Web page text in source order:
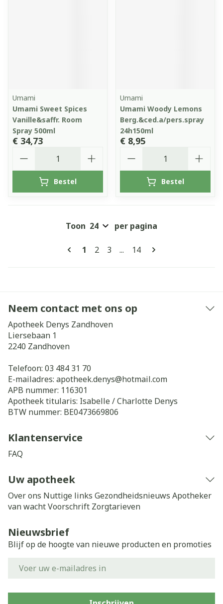
Umami
Umami Sweet Spices
Vanille&saffr. Room
Spray 500ml
€ 34,73
Bestel
Umami
Umami Woody Lemons
Berg.&ced.a/pers.spray
24h150ml
€ 8,95
Bestel
Pagina's
U lees momenteel pagina
1 Pagina
2 Pagina
3 ... Pagina
14
Toon per pagina
Neem contact met ons op
Apotheek Denys Zandhoven
Liersebaan 1
2240 Zandhoven
Telefoon: 03 484 31 70
E-mailadres: apotheek.denys@hotmail.com
APB nummer: 116301
Apotheek titularis: Isabelle / Charlotte Denys
BTW nummer: BE0473669806
Klantenservice
FAQ
Uw apotheek
Over ons Nuttige links Gezondheidsnieuws Apotheker
van wachtVoorschrift Zorgtarieven
Nieuwsbrief
Blijf op de hoogte van nieuwe producten en promoties